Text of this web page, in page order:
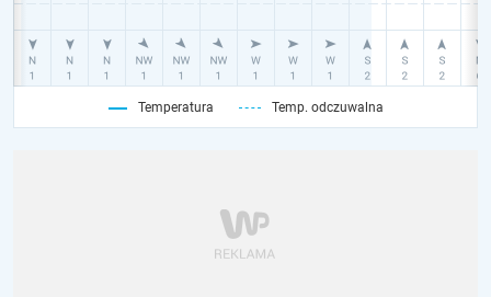
Temperatura Temp. odczuwalna